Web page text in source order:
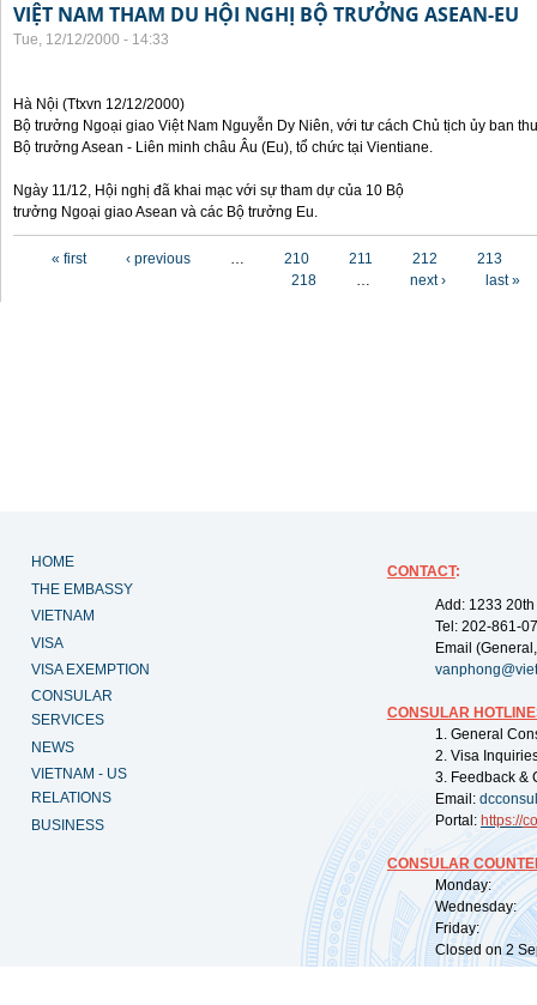
VIỆT NAM THAM DU HỘI NGHỊ BỘ TRƯỞNG ASEAN-EU
Tue, 12/12/2000 - 14:33
Hà Nội (Ttxvn 12/12/2000)
Bộ trưởng Ngoại giao Việt Nam Nguyễn Dy Niên, với tư cách Chủ tịch ủy ban
Bộ trưởng Asean - Liên minh châu Âu (Eu), tổ chức tại Vientiane.
Ngày 11/12, Hội nghị đã khai mạc với sự tham dự của 10 Bộ
trưởng Ngoại giao Asean và các Bộ trưởng Eu.
« first ‹ previous … 210 211 212
213
218
… next › last »
HOME
THE EMBASSY
VIETNAM
VISA
VISA EXEMPTION
CONSULAR
SERVICES
NEWS
VIETNAM - US
RELATIONS
BUSINESS
CONTACT:
Add: 1233
Tel: 202-861-
Email
CONSULAR
1. General
2. Visa
3. Feedback &
Email:
Portal: https://
CONSULAR
Monday:
Wednesday:
Friday:
Closed on 2